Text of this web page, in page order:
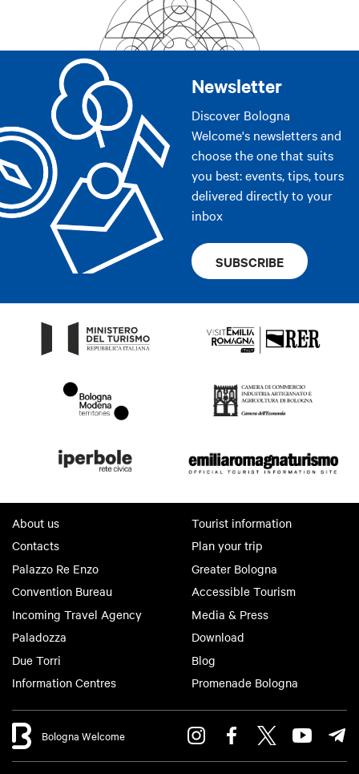
Newsletter
Discover Bologna
Welcome's newsletters and
choose the one that suits
you best: events, tips, tours
delivered directly to your
inbox
SUBSCRIBE
About us
Contacts
Palazzo Re Enzo
Convention Bureau
Incoming Travel Agency
Paladozza
Due Torri
Information Centres
Tourist information
Plan your trip
Greater Bologna
Accessible Tourism
Media & Press
Download
Blog
Promenade Bologna
Bologna Welcome